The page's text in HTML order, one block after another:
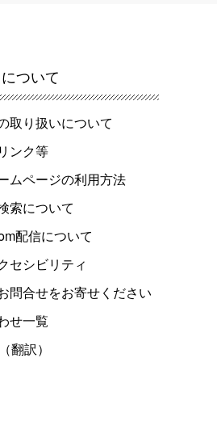
ついて
取り扱いについて
ンク等
ムページの利用方法
索について
配信について
セシビリティ
問合せをお寄せください
せ一覧
翻訳）